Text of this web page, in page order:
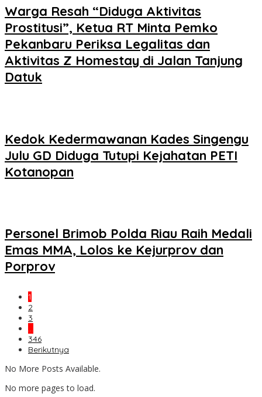
Warga Resah “Diduga Aktivitas
Prostitusi”, Ketua RT Minta Pemko
Pekanbaru Periksa Legalitas dan
Aktivitas Z Homestay di Jalan Tanjung
Datuk
Kedok Kedermawanan Kades Singengu
Julu GD Diduga Tutupi Kejahatan PETI
Kotanopan
Personel Brimob Polda Riau Raih Medali
Emas MMA, Lolos ke Kejurprov dan
Porprov
1
2
3
…
346
Berikutnya
No More Posts Available.
No more pages to load.